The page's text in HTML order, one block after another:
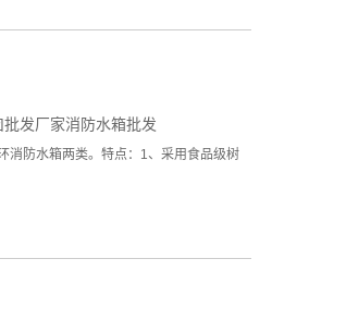
发厂家消防水箱批发
消防水箱两类。特点：1、采用食品级树